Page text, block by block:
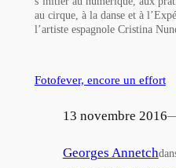
au cirque, à la danse et à
l’artiste espagnole Cristina
Fotofever, encore un effort
13 novembre 2016
Georges Annetch